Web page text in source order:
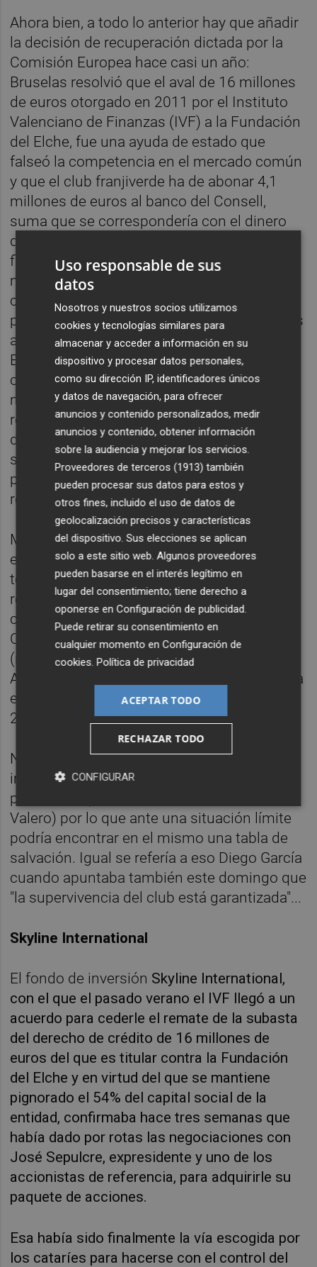
Ahora bien, a todo lo anterior hay que añadir
la decisión de recuperación dictada por la
Comisión Europea hace casi un año:
Bruselas resolvió que el aval de 16 millones
de euros otorgado en 2011 por el Instituto
Valenciano de Finanzas (IVF) a la Fundación
del Elche, fue una ayuda de estado que
falseó la competencia en el mercado común
y que el club franjiverde ha de abonar 4,1
millones de euros al banco del Consell,
suma que se correspondería con el dinero
que el Elche se ahorró al recibir un apoyo
financiero con condiciones fuera de
mercado. El juez ha dejado claro que dicha
cantidad es un crédito contra la masa, cuyo
pago se ha esquivado por ahora solo gracias
a que el Tribunal General de la Unión
Europea (TGUE) concedió meses atrás una
cautelarísima al club franjiverde que de
manera paralela a la interposición de un
recurso de nulidad, inició un procedimiento
de medidas provisionales buscando las
suspensión cautelar de la obligación de
pagar hasta que se resuelva el citado
recurso.
Mientras que el TGUE tardará aún bastante
en pronunciarse sobre el fondo del asunto,
todo apunta a que el auto por el que
resolverá el procedimiento de medidas
cautelares está muy cerca de conocerse...
Como el Elche reciba un nuevo revés judicial
(no olvidemos que la semana pasada la
Audiencia Nacional tumbó su recurso contra
el descenso administrativo del verano de
2015), la situación puede ser mucho peor.
No obstante, todo y sus deudas, también es
importante recordar que el Elche cuenta con
patrimonio (el estadio Manuel Martínez
Valero) por lo que ante una situación límite
podría encontrar en el mismo una tabla de
salvación. Igual se refería a eso Diego García
cuando apuntaba también este domingo que
"la supervivencia del club está garantizada"...
Skyline International
El fondo de inversión Skyline International,
con el que el pasado verano el IVF llegó a un
acuerdo para cederle el remate de la subasta
del derecho de crédito de 16 millones de
euros del que es titular contra la Fundación
del Elche y en virtud del que se mantiene
pignorado el 54% del capital social de la
entidad, confirmaba hace tres semanas que
había dado por rotas las negociaciones con
José Sepulcre, expresidente y uno de los
accionistas de referencia, para adquirirle su
paquete de acciones.
Esa había sido finalmente la vía escogida por
los cataríes para hacerse con el control del
Uso responsable de sus
datos
Nosotros y nuestros socios utilizamos
cookies y tecnologías similares para
almacenar y acceder a información en su
dispositivo y procesar datos personales,
como su dirección IP, identificadores únicos
y datos de navegación, para ofrecer
anuncios y contenido personalizados, medir
anuncios y contenido, obtener información
sobre la audiencia y mejorar los servicios.
Proveedores de terceros (1913) también
pueden procesar sus datos para estos y
otros fines, incluido el uso de datos de
geolocalización precisos y características
del dispositivo. Sus elecciones se aplican
solo a este sitio web. Algunos proveedores
pueden basarse en el interés legítimo en
lugar del consentimiento; tiene derecho a
oponerse enConfiguración de publicidad.
Puede retirar su consentimiento en
cualquier momento enConfiguración de
cookies.Política de privacidad
ACEPTAR TODO
RECHAZAR TODO
CONFIGURAR